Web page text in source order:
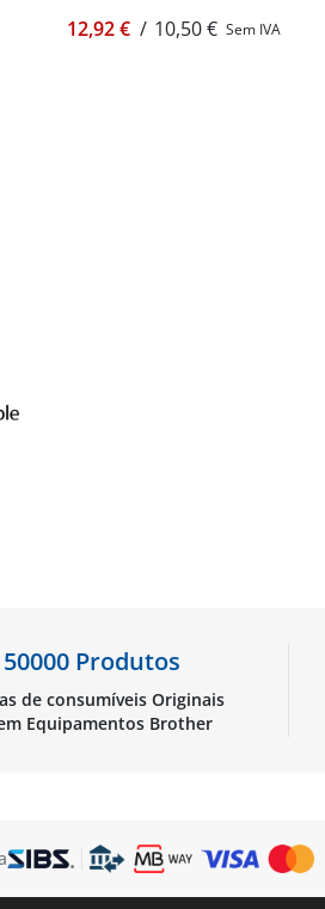
12,92 € / 10,50 € Sem IVA
Produtos
de consumíveis Originais
Equipamentos Brother